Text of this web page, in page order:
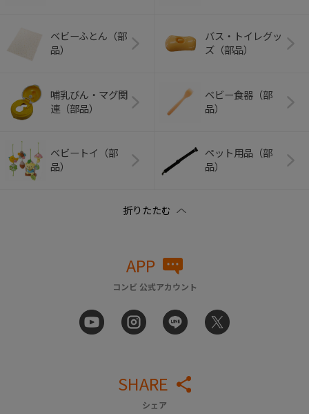
ベビーふとん（部
品）
バス・トイレグッ
ズ（部品）
哺乳びん・マグ関
連（部品）
ベビー食器（部
品）
ベビートイ（部
品）
ペット用品（部
品）
APP
コンビ 公式アカウント
SHARE
シェア